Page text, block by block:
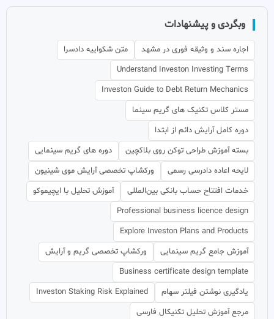
وبگردی و پیشنهادات
اجاره سند و وثیقه فوری در مشهد
متن شکواییه دادسرا
Understand Investon Investing Terms
Investon Guide to Debt Return Mechanics
مستر کلاس تکنیک های گریم سینما
دوره کامل آرایش دائم از ابتدا
بسته آموزش طراحی توکن روی بلاکچین
دوره های گریم سینمایی
لایحه اعاده دادرسی رسمی
ورکشاپ تخصصی آرایش موی شینیون
خدمات افتتاح حساب بانکی بین‌المللی
آموزش تحلیل با ایچیموکو
Professional business licence design
Explore Investon Plans and Products
آموزش جامع گریم سینمایی
ورکشاپ تخصصی گریم و آرایش
Business certificate design template
یادگیری نوشتن فیلتر سهام
Investon Staking Risk Explained
مرجع آموزش تحلیل تکنیکال فارسی